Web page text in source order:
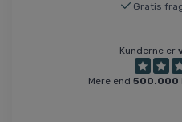
Gratis
Kunderne er
Mere end 500.000